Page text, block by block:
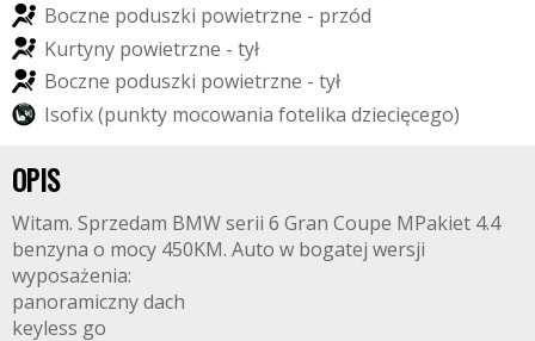
Boczne poduszki powietrzne - przód
Kurtyny powietrzne - tył
Boczne poduszki powietrzne - tył
Isofix(punkty mocowania fotelika dziecięcego)
OPIS
Witam. Sprzedam BMW serii 6 Gran Coupe MPakiet 4.4
benzyna o mocy 450KM. Auto w bogatej wersji
wyposażenia:
panoramiczny dach
keyless go